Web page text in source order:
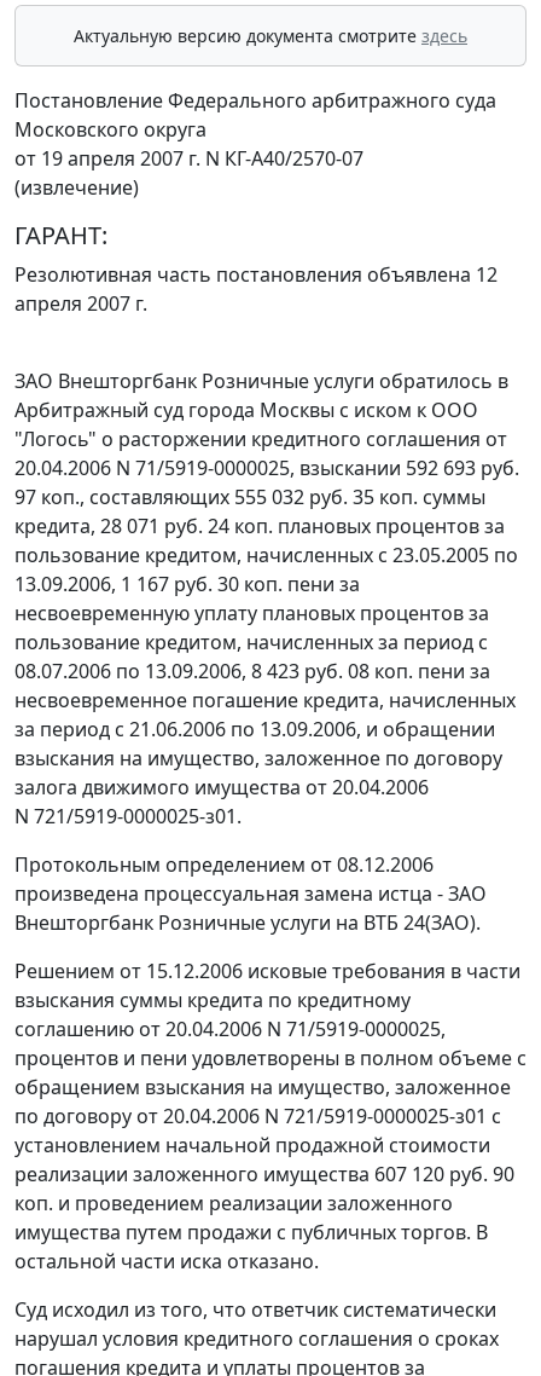
Актуальную версию документа смотрите здесь
Постановление Федерального арбитражного суда
Московского округа
от 19 апреля 2007 г. N КГ-А40/2570-07
(извлечение)
ГАРАНТ:
Резолютивная часть постановления объявлена 12
апреля 2007 г.
ЗАО Внешторгбанк Розничные услуги обратилось в
Арбитражный суд города Москвы с иском к ООО
"Логось" о расторжении кредитного соглашения от
20.04.2006 N 71/5919-0000025, взыскании 592 693 руб.
97 коп., составляющих 555 032 руб. 35 коп. суммы
кредита, 28 071 руб. 24 коп. плановых процентов за
пользование кредитом, начисленных с 23.05.2005 по
13.09.2006, 1 167 руб. 30 коп. пени за
несвоевременную уплату плановых процентов за
пользование кредитом, начисленных за период с
08.07.2006 по 13.09.2006, 8 423 руб. 08 коп. пени за
несвоевременное погашение кредита, начисленных
за период с 21.06.2006 по 13.09.2006, и обращении
взыскания на имущество, заложенное по договору
залога движимого имущества от 20.04.2006
N 721/5919-0000025-з01.
Протокольным определением от 08.12.2006
произведена процессуальная замена истца - ЗАО
Внешторгбанк Розничные услуги на ВТБ 24(ЗАО).
Решением от 15.12.2006 исковые требования в части
взыскания суммы кредита по кредитному
соглашению от 20.04.2006 N 71/5919-0000025,
процентов и пени удовлетворены в полном объеме с
обращением взыскания на имущество, заложенное
по договору от 20.04.2006 N 721/5919-0000025-з01 с
установлением начальной продажной стоимости
реализации заложенного имущества 607 120 руб. 90
коп. и проведением реализации заложенного
имущества путем продажи с публичных торгов. В
остальной части иска отказано.
Суд исходил из того, что ответчик систематически
нарушал условия кредитного соглашения о сроках
погашения кредита и уплаты процентов за